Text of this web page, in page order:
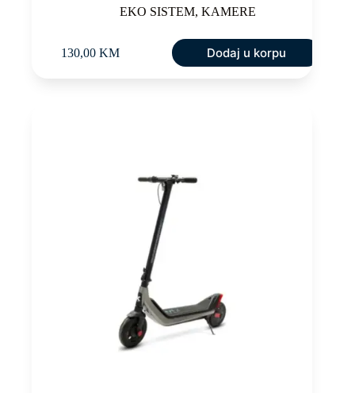
EKO SISTEM,KAMERE
130,00 KM Dodaj u korpu